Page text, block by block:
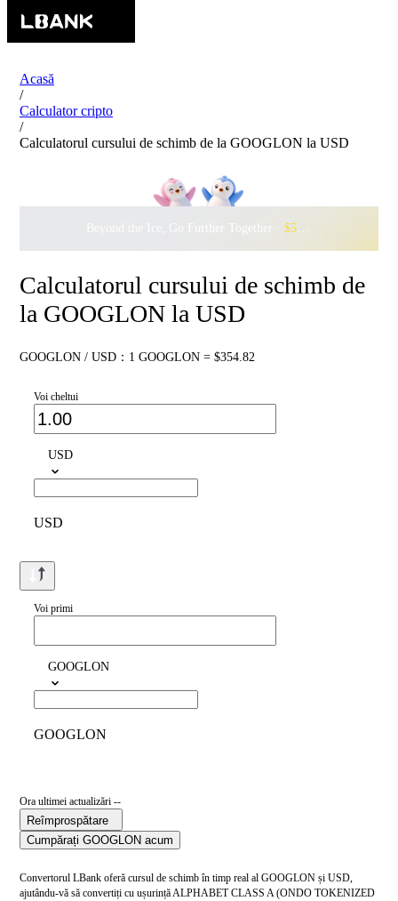
Acasă
/
Calculator cripto
/
Calculatorul cursului de schimb de la GOOGLON la USD
Beyond the Ice, Go Further Together · $500,000
Calculatorul cursului de schimb de
la GOOGLON la USD
GOOGLON / USD：1 GOOGLON = $354.82
Voi cheltui
USD
USD
Voi primi
GOOGLON
GOOGLON
Ora ultimei actualizări --
Reîmprospătare
Cumpărați GOOGLON acum
Convertorul LBank oferă cursul de schimb în timp real al GOOGLON și USD,
ajutându-vă să convertiți cu ușurință ALPHABET CLASS A (ONDO TOKENIZED